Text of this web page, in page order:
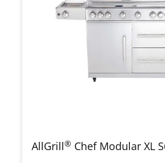
AllGrill® Chef Modular XL